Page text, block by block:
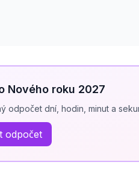
Nového roku 2027
odpočet dní, hodin, minut a
odpočet